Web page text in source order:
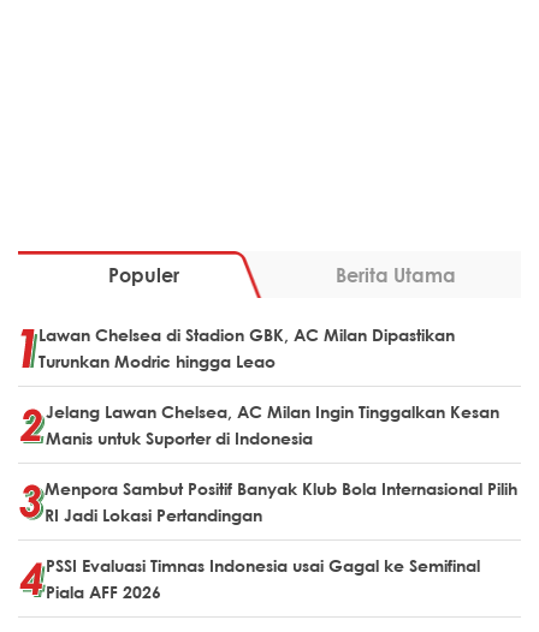
Populer Berita Utama
Lawan Chelsea di Stadion GBK, AC Milan Dipastikan
Turunkan Modric hingga Leao
Jelang Lawan Chelsea, AC Milan Ingin Tinggalkan Kesan
Manis untuk Suporter di Indonesia
Menpora Sambut Positif Banyak Klub Bola Internasional Pilih
RI Jadi Lokasi Pertandingan
PSSI Evaluasi Timnas Indonesia usai Gagal ke Semifinal
Piala AFF 2026